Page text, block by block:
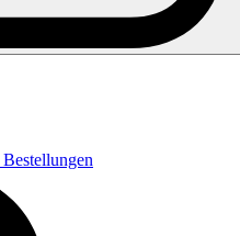
Bestellungen